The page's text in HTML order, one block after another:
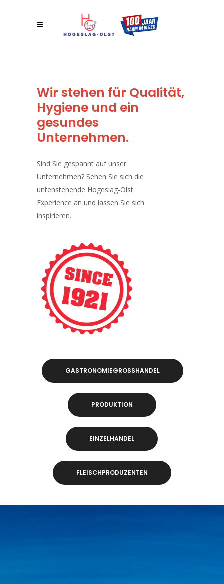
Wir stehen für Qualität,
Hygiene und ein
gesundes
Unternehmen.
Sind Sie gespannt auf unser
Unternehmen? Sehen Sie sich die
untenstehende Hogeslag-Olst
Experience an und lassen Sie sich
inspirieren.
GASTRONOMIEGROSSHANDEL
PRODUKTION
EINZELHANDEL
FLEISCHPRODUZENTEN